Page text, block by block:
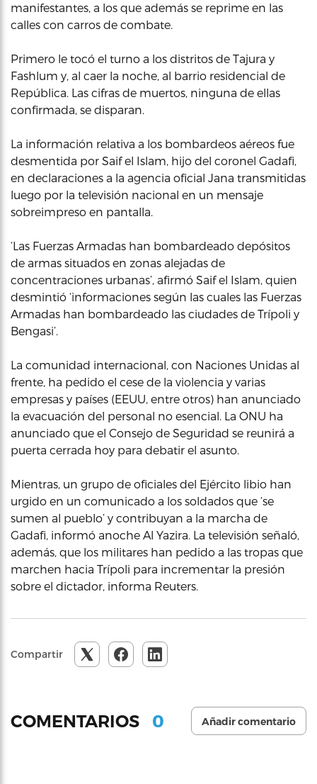
manifestantes, a los que además se reprime en las
calles con carros de combate.
Primero le tocó el turno a los distritos de Tajura y
Fashlum y, al caer la noche, al barrio residencial de
República. Las cifras de muertos, ninguna de ellas
confirmada, se disparan.
La información relativa a los bombardeos aéreos fue
desmentida por Saif el Islam, hijo del coronel Gadafi,
en declaraciones a la agencia oficial Jana transmitidas
luego por la televisión nacional en un mensaje
sobreimpreso en pantalla.
‘Las Fuerzas Armadas han bombardeado depósitos
de armas situados en zonas alejadas de
concentraciones urbanas’, afirmó Saif el Islam, quien
desmintió ‘informaciones según las cuales las Fuerzas
Armadas han bombardeado las ciudades de Trípoli y
Bengasi’.
La comunidad internacional, con Naciones Unidas al
frente, ha pedido el cese de la violencia y varias
empresas y países (EEUU, entre otros) han anunciado
la evacuación del personal no esencial. La ONU ha
anunciado que el Consejo de Seguridad se reunirá a
puerta cerrada hoy para debatir el asunto.
Mientras, un grupo de oficiales del Ejército libio han
urgido en un comunicado a los soldados que ‘se
sumen al pueblo’ y contribuyan a la marcha de
Gadafi, informó anoche Al Yazira. La televisión señaló,
además, que los militares han pedido a las tropas que
marchen hacia Trípoli para incrementar la presión
sobre el dictador, informa Reuters.
Compartir
COMENTARIOS 0 Añadir comentario